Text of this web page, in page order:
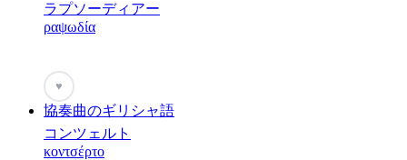
ラプソーディアー
ραψωδία
♥
協奏曲のギリシャ語
コンツェルト
κοντσέρτο